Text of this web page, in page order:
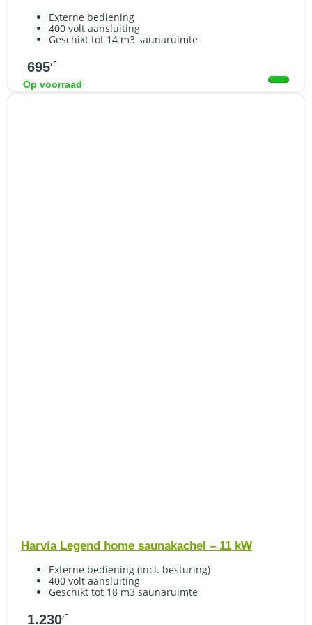
Externe bediening
400 volt aansluiting
Geschikt tot 14 m3 saunaruimte
695,-
Op voorraad
Harvia Legend home saunakachel – 11 kW
Externe bediening (incl. besturing)
400 volt aansluiting
Geschikt tot 18 m3 saunaruimte
1.230,-